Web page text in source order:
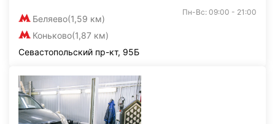
Беляево(1,59 км)
Коньково(1,87 км)
Пн-Вс: 09:00 - 21:00
Севастопольский пр-кт, 95Б